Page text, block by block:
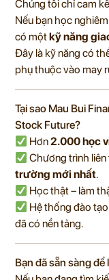
Chúng tôi chỉ cam
Nếu bạn học
có mộtkỹ năng
Đây là kỹ năng có
phụ thuộc vào may
Tại sao Mau Bui
Stock Future?
Hơn2.000 học
Chương trình
trường mới nhất.
Học thật – làm
Hệ thống đào
đã có nền tảng.
Bạn đã sẵn sàng